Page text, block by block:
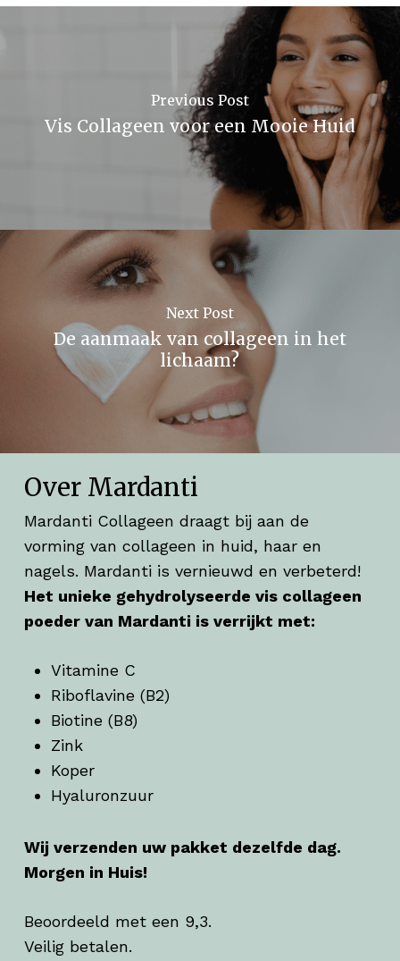
Previous Post
Vis Collageen voor een Mooie Huid
Next Post
De aanmaak van collageen in het
lichaam?
Over Mardanti
Mardanti Collageen draagt bij aan de
vorming van collageen in huid, haar en
nagels. Mardanti is vernieuwd en verbeterd!
Het unieke gehydrolyseerde vis collageen
poeder van Mardanti is verrijkt met:
Vitamine C
Riboflavine (B2)
Biotine (B8)
Zink
Koper
Hyaluronzuur
Wij verzenden uw pakket dezelfde dag.
Morgen in Huis!
Beoordeeld met een 9,3.
Veilig betalen.